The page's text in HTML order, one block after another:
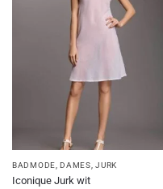
BADMODE, DAMES,JURK
Iconique Jurk wit